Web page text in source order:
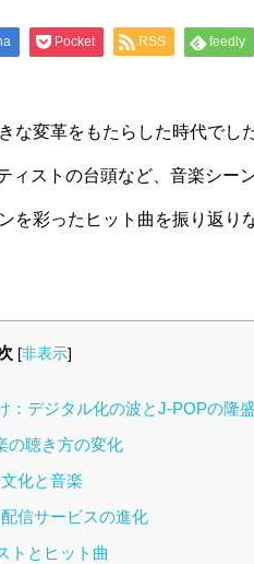
Pocket RSS feedly
な変革をもたらした時代でし
ィストの台頭など、音楽シー
を彩ったヒット曲を振り返り
[非表示]
：デジタル化の波とJ-POPの隆盛
の聴き方の変化
化と音楽
信サービスの進化
トとヒット曲